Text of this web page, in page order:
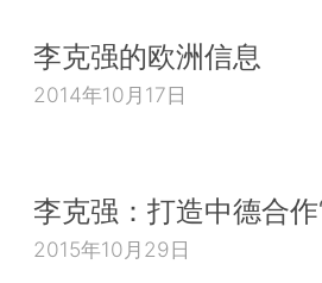
李克强的欧洲信息
2014年10月17日
李克强：打造中德合作
2015年10月29日